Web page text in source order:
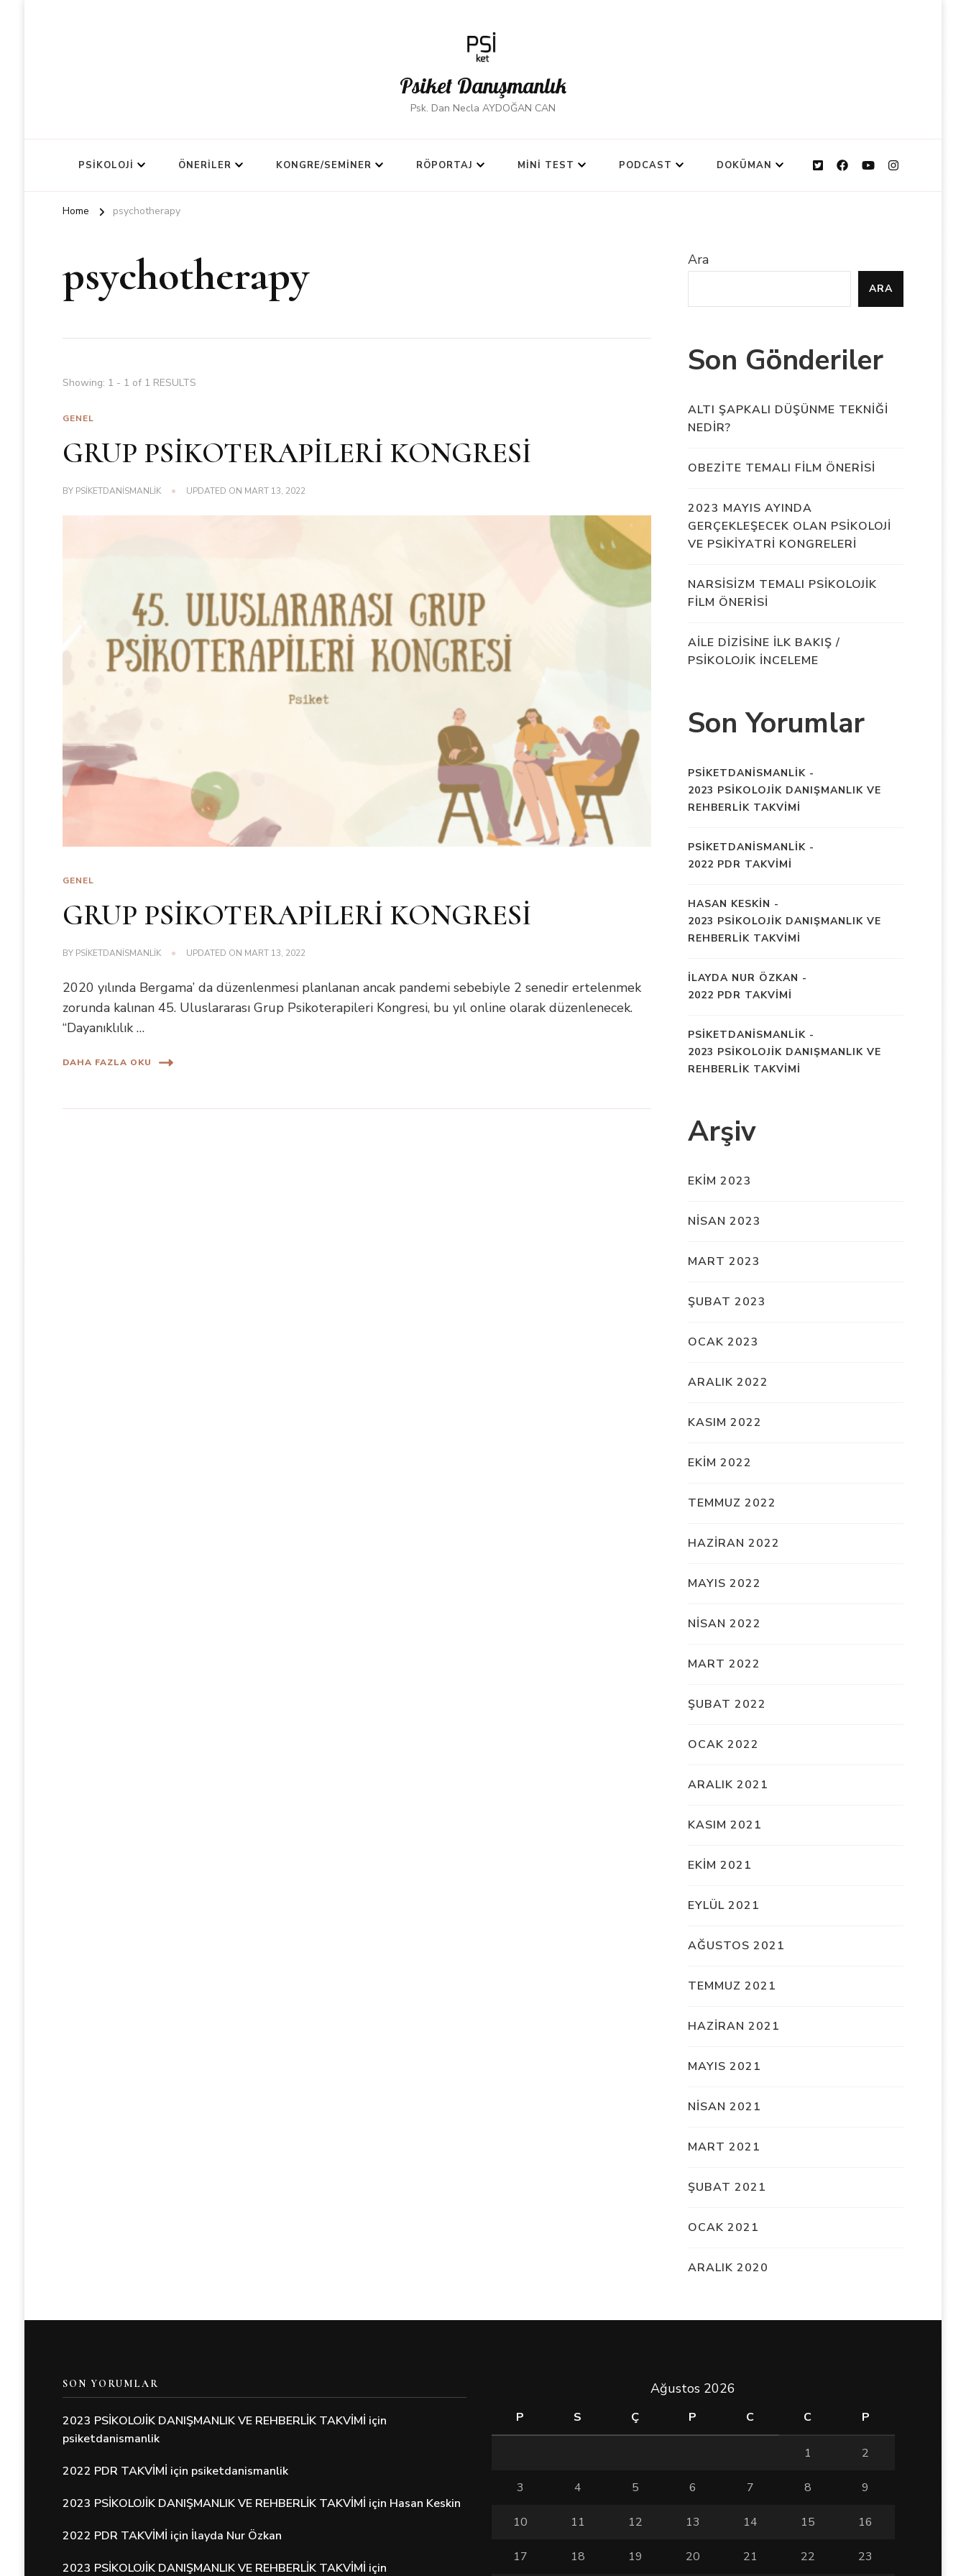
Psiket Danışmanlık
Psk. Dan Necla AYDOĞAN CAN
PSIKOLOJI ÖNERILER KONGRE/SEMINER RÖPORTAJ MINI TEST PODCAST DOKÜMAN
Home psychotherapy
psychotherapy
Showing: 1 - 1 of 1 RESULTS
GENEL
GRUP PSİKOTERAPİLERİ KONGRESİ
BY PSIKETDANISMANLIK UPDATED ON MART 13, 2022
GENEL
GRUP PSİKOTERAPİLERİ KONGRESİ
BY PSIKETDANISMANLIK UPDATED ON MART 13, 2022
2020 yılında Bergama’ da düzenlenmesi planlanan ancak pandemi sebebiyle 2 senedir ertelenmek
zorunda kalınan 45. Uluslararası Grup Psikoterapileri Kongresi, bu yıl online olarak düzenlenecek.
“Dayanıklılık …
DAHA FAZLA OKU
Ara
ARA
Son Gönderiler
ALTI ŞAPKALI DÜŞÜNME TEKNİĞİ
NEDİR?
OBEZİTE TEMALI FİLM ÖNERİSİ
2023 MAYIS AYINDA
GERÇEKLEŞECEK OLAN PSİKOLOJİ
VE PSİKİYATRİ KONGRELERİ
NARSİSİZM TEMALI PSİKOLOJİK
FİLM ÖNERİSİ
AİLE DİZİSİNE İLK BAKIŞ /
PSİKOLOJİK İNCELEME
Son Yorumlar
PSIKETDANISMANLIK-
2023 PSİKOLOJİK DANIŞMANLIK VE
REHBERLİK TAKVİMİ
PSIKETDANISMANLIK-
2022 PDR TAKVİMİ
HASAN KESKIN -
2023 PSİKOLOJİK DANIŞMANLIK VE
REHBERLİK TAKVİMİ
İLAYDA NUR ÖZKAN -
2022 PDR TAKVİMİ
PSIKETDANISMANLIK-
2023 PSİKOLOJİK DANIŞMANLIK VE
REHBERLİK TAKVİMİ
Arşiv
EKIM 2023
NISAN 2023
MART 2023
ŞUBAT 2023
OCAK 2023
ARALIK 2022
KASIM 2022
EKIM 2022
TEMMUZ 2022
HAZIRAN 2022
MAYIS 2022
NISAN 2022
MART 2022
ŞUBAT 2022
OCAK 2022
ARALIK 2021
KASIM 2021
EKIM 2021
EYLÜL 2021
AĞUSTOS 2021
TEMMUZ 2021
HAZIRAN 2021
MAYIS 2021
NISAN 2021
MART 2021
ŞUBAT 2021
OCAK 2021
ARALIK 2020
SON YORUMLAR
2023 PSİKOLOJİK DANIŞMANLIK VE REHBERLİK TAKVİMİ için
psiketdanismanlik
2022 PDR TAKVİMİ için psiketdanismanlik
2023 PSİKOLOJİK DANIŞMANLIK VE REHBERLİK TAKVİMİ için Hasan Keskin
2022 PDR TAKVİMİ için İlayda Nur Özkan
2023 PSİKOLOJİK DANIŞMANLIK VE REHBERLİK TAKVİMİ için
Ağustos 2026
P S Ç P C C P
1 2
3 4 5 6 7 8 9
10 11 12 13 14 15 16
17 18 19 20 21 22 23